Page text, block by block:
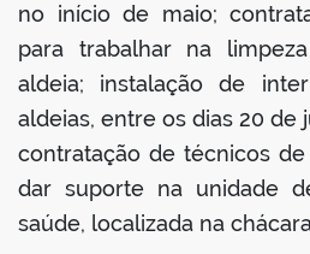
no início de maio;
para trabalhar na
aldeia; instalação de
aldeias, entre os dias 20 de
contratação de técnicos
dar suporte na unidade
saúde, localizada na